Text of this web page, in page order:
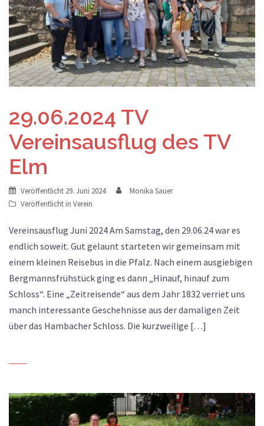
29.06.2024 TV
Vereinsausflug des TV
Elm
Veröffentlicht 29. Juni 2024
Monika Sauer
Veröffentlicht in Verein
Vereinsausflug Juni 2024 Am Samstag, den 29.06.24 war es
endlich soweit. Gut gelaunt starteten wir gemeinsam mit
einem kleinen Reisebus in die Pfalz. Nach einem ausgiebigen
Bergmannsfrühstück ging es dann „Hinauf, hinauf zum
Schloss“. Eine „Zeitreisende“ aus dem Jahr 1832 verriet uns
manch interessante Geschehnisse aus der damaligen Zeit
über das Hambacher Schloss. Die kurzweilige […]